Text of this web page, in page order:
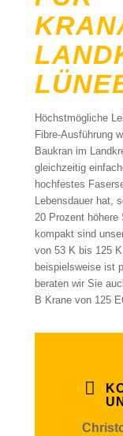
Höchstmögliche
Fibre-Ausführung
Baukran im
gleichzeitig
hochfestes
Lebensdauer hat,
20 Prozent höhere
kompakt sind
von 53 K bis 125
beispielsweise ist
beraten wir Sie
B Krane von 125